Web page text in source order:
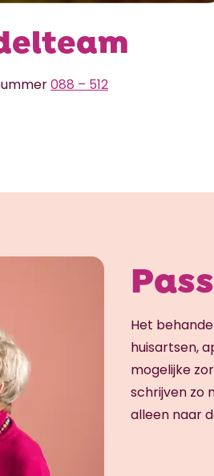
088 – 512
Het
huisartsen,
mogelijke
schrijven zo
alleen naar